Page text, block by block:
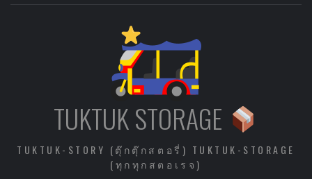
TUKTUK STORAGE
TUKTUK-STORY (ตุ๊กตุ๊กสตอรี่) TUKTUK-STORAGE
(ทุกทุกสตอเรจ)